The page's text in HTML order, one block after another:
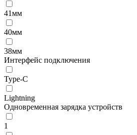
41мм
40мм
38мм
Интерфейс подключения
Type-C
Lightning
Одновременная зарядка устройств
1